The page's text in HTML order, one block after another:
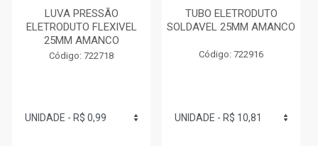
LUVA PRESSÃO
ELETRODUTO FLEXIVEL
25MM AMANCO
Código: 722718
TUBO ELETRODUTO
SOLDAVEL 25MM AMANCO
Código: 722916